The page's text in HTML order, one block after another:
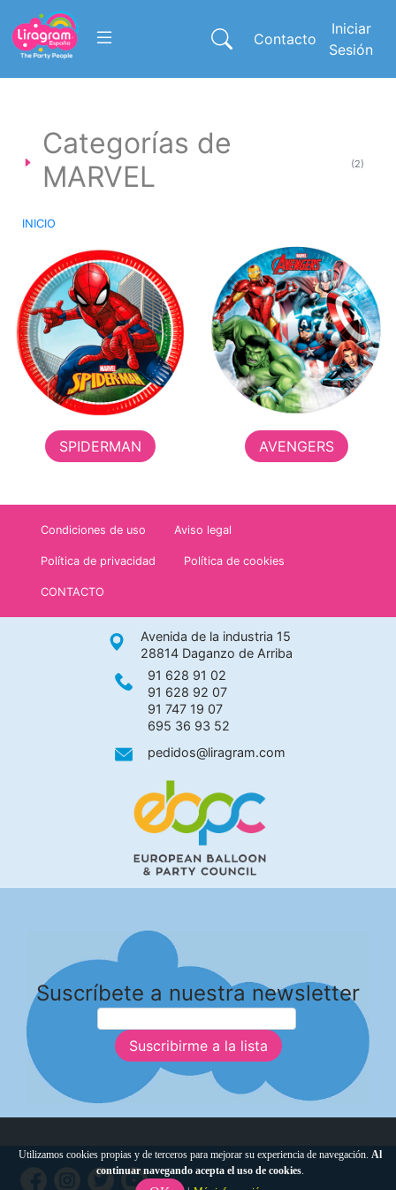
Contacto
Iniciar
Sesión
Categorías de
MARVEL
(2)
INICIO
SPIDERMAN AVENGERS
Condiciones de uso Aviso legal
Política de privacidad Política de cookies
CONTACTO
Avenida de la industria 15
28814 Daganzo de Arriba
91 628 91 02
91 628 92 07
91 747 19 07
695 36 93 52
pedidos@liragram.com
Suscríbete a nuestra newsletter
Suscribirme a la lista
Utilizamos cookies propias y de terceros para mejorar su experiencia de navegación. Al
continuar navegando acepta el uso de cookies.